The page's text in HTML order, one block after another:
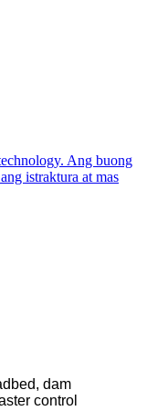
dam
control